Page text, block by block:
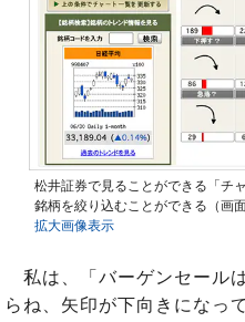
松井証券で見ることができる「チ
銘柄を絞り込むことができる（画
拡大画像表示
私は、「バーゲンセール
らね、矢印が下向きになっ